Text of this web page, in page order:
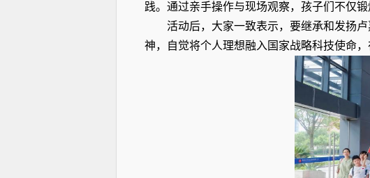
践。通过亲手操作与现场观察，孩子们不仅
活动后，大家一致表示，要继承和发扬
神，自觉将个人理想融入国家战略科技使命